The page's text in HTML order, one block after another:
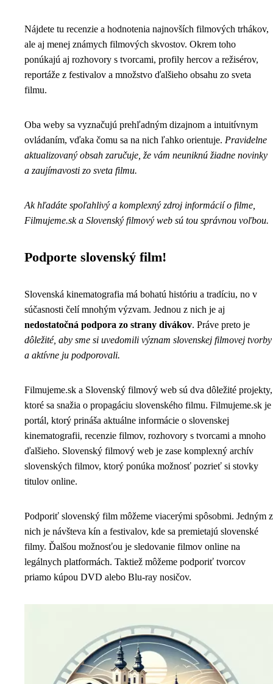
Nájdete tu recenzie a hodnotenia najnovších filmových trhákov,
ale aj menej známych filmových skvostov. Okrem toho
ponúkajú aj rozhovory s tvorcami, profily hercov a režisérov,
reportáže z festivalov a množstvo ďalšieho obsahu zo sveta
filmu.
Oba weby sa vyznačujú prehľadným dizajnom a intuitívnym
ovládaním, vďaka čomu sa na nich ľahko orientuje. Pravidelne
aktualizovaný obsah zaručuje, že vám neuniknú žiadne novinky
a zaujímavosti zo sveta filmu.
Ak hľadáte spoľahlivý a komplexný zdroj informácií o filme,
Filmujeme.sk a Slovenský filmový web sú tou správnou voľbou.
Podporte slovenský film!
Slovenská kinematografia má bohatú históriu a tradíciu, no v
súčasnosti čelí mnohým výzvam. Jednou z nich je aj
nedostatočná podpora zo strany divákov. Práve preto je
dôležité, aby sme si uvedomili význam slovenskej filmovej tvorby
a aktívne ju podporovali.
Filmujeme.sk a Slovenský filmový web sú dva dôležité projekty,
ktoré sa snažia o propagáciu slovenského filmu. Filmujeme.sk je
portál, ktorý prináša aktuálne informácie o slovenskej
kinematografii, recenzie filmov, rozhovory s tvorcami a mnoho
ďalšieho. Slovenský filmový web je zase komplexný archív
slovenských filmov, ktorý ponúka možnosť pozrieť si stovky
titulov online.
Podporiť slovenský film môžeme viacerými spôsobmi. Jedným z
nich je návšteva kín a festivalov, kde sa premietajú slovenské
filmy. Ďalšou možnosťou je sledovanie filmov online na
legálnych platformách. Taktiež môžeme podporiť tvorcov
priamo kúpou DVD alebo Blu-ray nosičov.